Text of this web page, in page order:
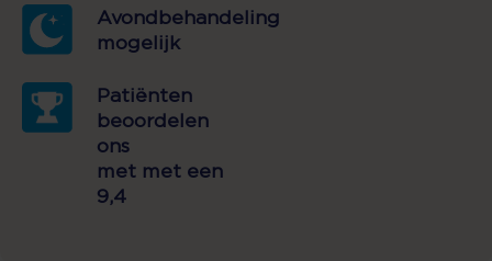
Avondbehandeling
mogelijk
Patiënten
beoordelen
ons
met met een
9,4